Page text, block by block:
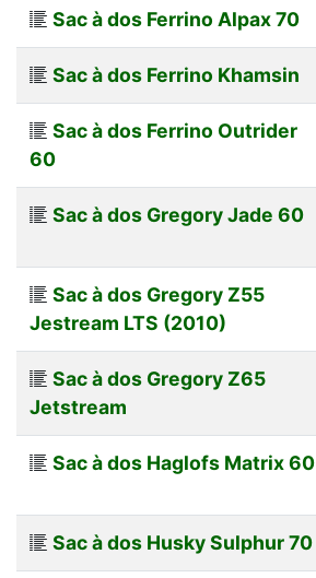
Sac à dos Ferrino Alpax 70
Sac à dos Ferrino Khamsin
Sac à dos Ferrino Outrider
60
Sac à dos Gregory Jade 60
Sac à dos Gregory Z55
Jestream LTS (2010)
Sac à dos Gregory Z65
Jetstream
Sac à dos Haglofs Matrix 60
Sac à dos Husky Sulphur 70